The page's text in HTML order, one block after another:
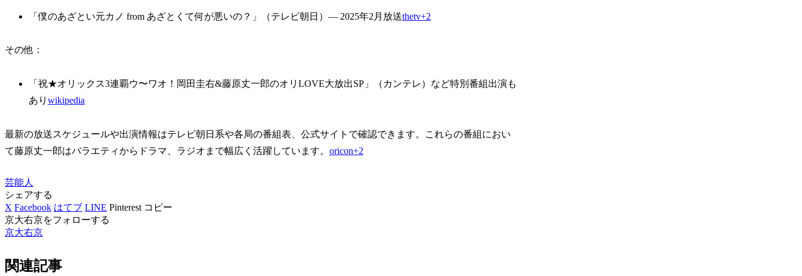
「僕のあざとい元カノ from あざとくて何が悪いの？」（テレビ朝日）— 2025年2月放送thetv+2
その他：
「祝★オリックス3連覇ウ〜ワオ！岡田圭右&藤原丈一郎のオリLOVE大放出SP」（カンテレ）など特別番組出演も
あり wikipedia
最新の放送スケジュールや出演情報はテレビ朝日系や各局の番組表、公式サイトで確認できます。これらの番組におい
て藤原丈一郎はバラエティからドラマ、ラジオまで幅広く活躍しています。 oricon+2
芸能人
シェアする
X Facebook はてブ LINE Pinterest コピー
京大右京をフォローする
京大右京
関連記事